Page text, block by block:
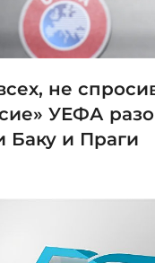
не
УЕФА
Баку и Праги